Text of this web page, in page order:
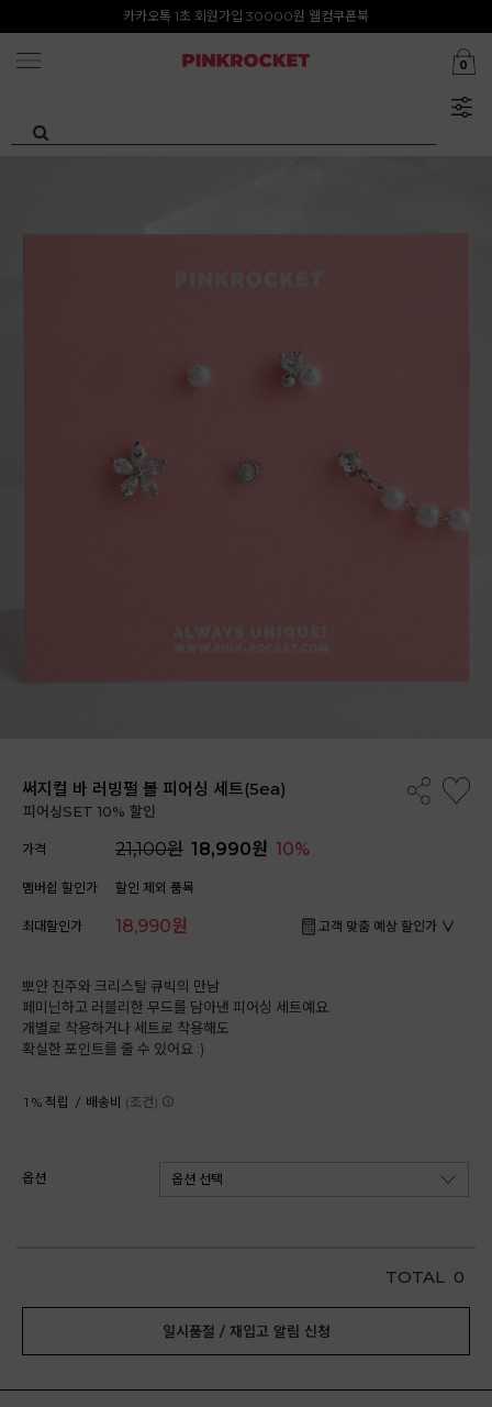
첫구매 특가존 50%
카카오톡 1초 회원가입 30000원 웰컴쿠폰북
0
써지컬 바 러빙펄 볼 피어싱 세트(5ea)
피어싱SET 10% 할인
가격 21,100원 18,990원 10%
멤버쉽 할인가 할인 제외 품목
최대할인가 18,990원 고객 맞춤 예상 할인가
뽀얀 진주와 크리스탈 큐빅의 만남
페미닌하고 러블리한 무드를 담아낸 피어싱 세트예요.
개별로 착용하거나 세트로 착용해도
확실한 포인트를 줄 수 있어요 :)
1 % 적립 / 배송비 (조건)
옵션
TOTAL 0
일시품절 / 재입고 알림 신청